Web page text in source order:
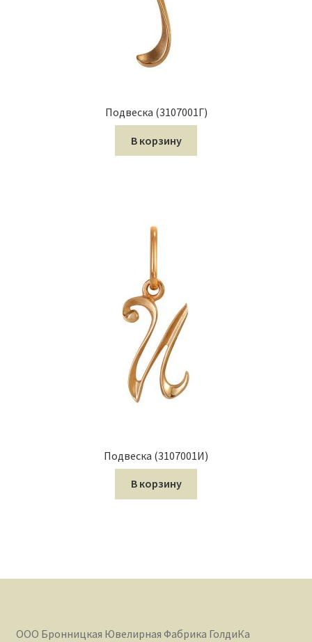
Подвеска (3107001Г)
В корзину
Подвеска (3107001И)
В корзину
ООО Бронницкая Ювелирная Фабрика ГолдиКа